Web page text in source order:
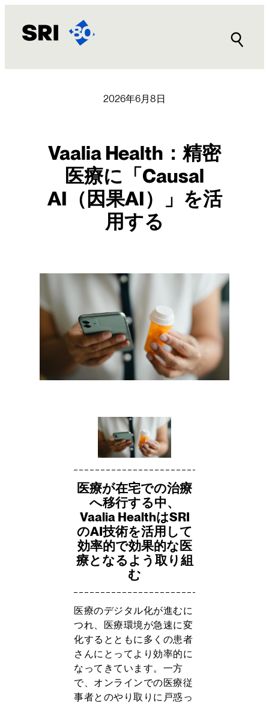
キ
2026年6月8日
Vaalia Health：精密
医療に「Causal
AI（因果AI）」を活
用する
医療が在宅での治療
へ移行する中、
Vaalia HealthはSRI
のAI技術を活用して
効率的で効果的な医
療となるよう取り組
む
医療のデジタル化が進むに
つれ、医療環境が急速に変
化するとともに多くの患者
さんにとってより効率的に
なってきています。一方
で、オンラインでの医療従
事者とのやり取りに戸惑っ